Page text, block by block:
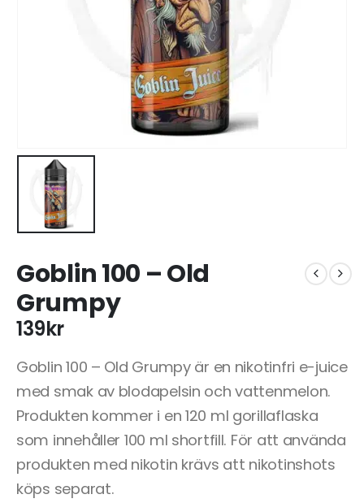
Goblin 100 – Old
Grumpy
139kr
Goblin 100 – Old Grumpy är en nikotinfri e-juice
med smak av blodapelsin och vattenmelon.
Produkten kommer i en 120 ml gorillaflaska
som innehåller 100 ml shortfill. För att använda
produkten med nikotin krävs att nikotinshots
köps separat.